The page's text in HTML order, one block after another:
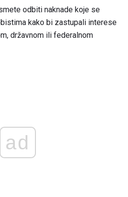
odbiti naknade koje se
kako bi zastupali interese
državnom ili federalnom
ad